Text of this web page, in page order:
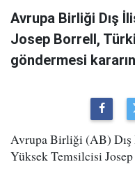
Avrupa Birliği Dış
Josep Borrell,
göndermesi
Avrupa Birliği (AB)
Yüksek Temsilcisi